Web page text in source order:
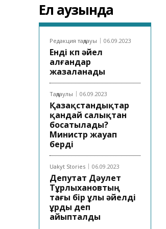
Ел аузында
Редакция таңдауы 06.09.2023
Енді көп әйел
алғандар
жазаланады
Таңдаулы 06.09.2023
Қазақстандықтар
қандай салықтан
босатылады?
Министр жауап
берді
Uakyt Stories 06.09.2023
Депутат Дәулет
Тұрлыхановтың
тағы бір ұлы әйелді
ұрды деп
айыпталды